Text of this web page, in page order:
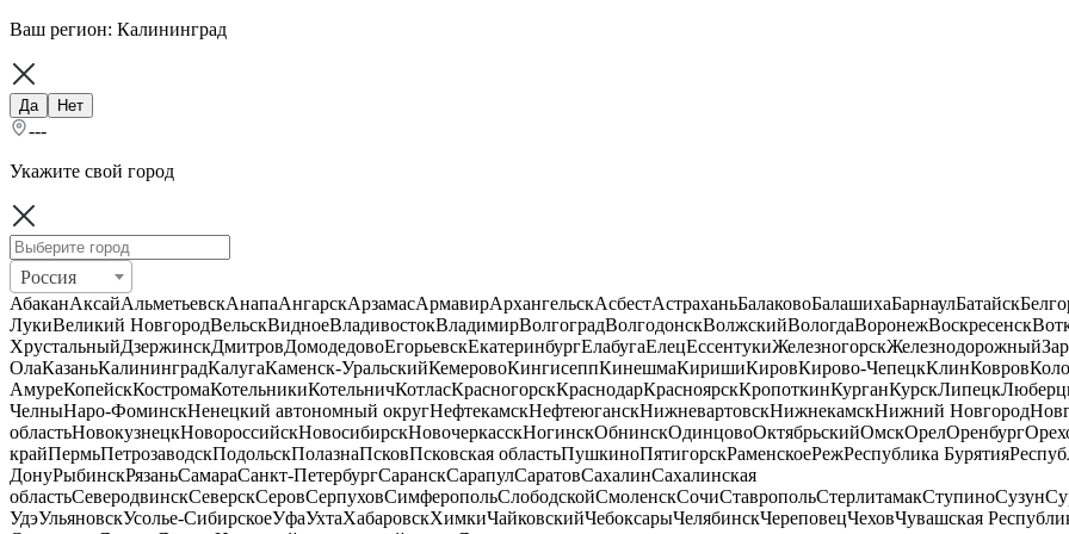
Ваш регион: Калининград
Да Нет
---
Укажите свой город
Россия
АбаканАксайАльметьевскАнапаАнгарскАрзамасАрмавирАрхангельскАсбестАстраханьБалаковоБалашихаБарнаулБатайск
ЛукиВеликий НовгородВельскВидноеВладивостокВладимирВолгоградВолгодонскВолжскийВологдаВоронежВоскресенск
ХрустальныйДзержинскДмитровДомодедовоЕгорьевскЕкатеринбургЕлабугаЕлецЕссентукиЖелезногорскЖелезнодорожный
ОлаКазаньКалининградКалугаКаменск-УральскийКемеровоКингисеппКинешмаКиришиКировКирово-ЧепецкКлинКовров
АмуреКопейскКостромаКотельникиКотельничКотласКрасногорскКраснодарКрасноярскКропоткинКурганКурскЛипецк
ЧелныНаро-ФоминскНенецкий автономный округНефтекамскНефтеюганскНижневартовскНижнекамскНижний Новгород
областьНовокузнецкНовороссийскНовосибирскНовочеркасскНогинскОбнинскОдинцовоОктябрьскийОмскОрелОренбург
крайПермьПетрозаводскПодольскПолазнаПсковПсковская областьПушкиноПятигорскРаменскоеРежРеспублика Бурятия
ДонуРыбинскРязаньСамараСанкт-ПетербургСаранскСарапулСаратовСахалинСахалинская
областьСеверодвинскСеверскСеровСерпуховСимферопольСлободскойСмоленскСочиСтавропольСтерлитамакСтупиноСузун
УдэУльяновскУсолье-СибирскоеУфаУхтаХабаровскХимкиЧайковскийЧебоксарыЧелябинскЧереповецЧеховЧувашская